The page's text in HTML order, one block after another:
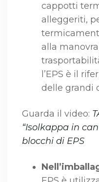
cappotti
alleggeriti,
alla
l’EPS è il
delle grandi
Guarda il video:
“Isolkappa in
blocchi di EPS